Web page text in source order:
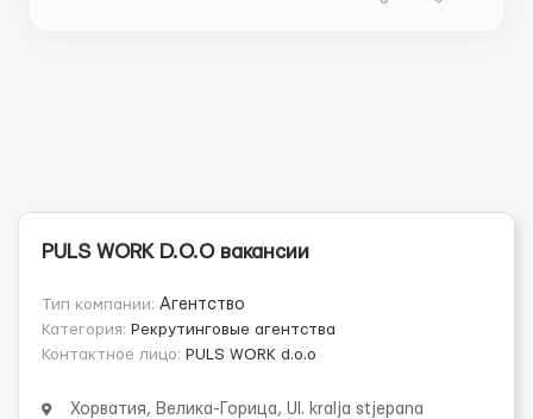
PULS WORK D.O.O вакансии
Тип компании: Агентство
Категория: Рекрутинговые агентства
Контактное лицо: PULS WORK d.o.o
Хорватия, Велика-Горица, Ul. kralja stjepana